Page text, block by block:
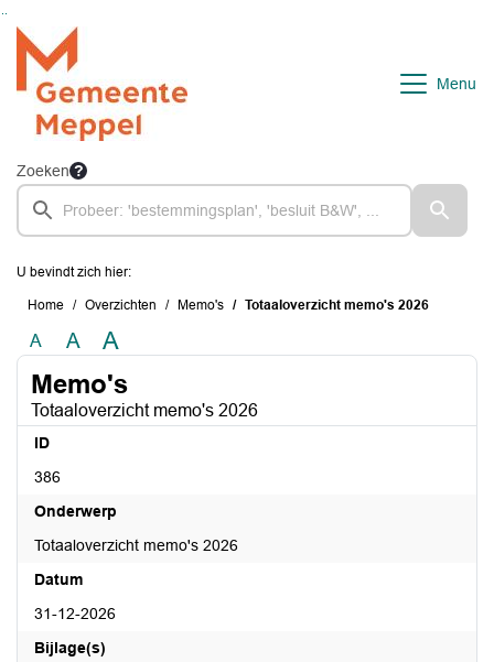
Ga naar de inhoud van deze pagina
Ga naar het zoeken
Ga naar het menu
Menu
Zoeken
U bevindt zich hier:
Home Overzichten Memo's Totaaloverzicht memo's 2026
A A A
Memo's
Totaaloverzicht memo's 2026
ID
386
Onderwerp
Totaaloverzicht memo's 2026
Datum
31-12-2026
Bijlage(s)